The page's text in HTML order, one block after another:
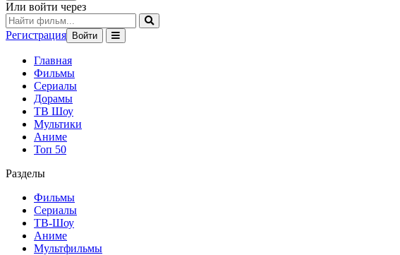
Или войти через
Регистрация Войти
Главная
Фильмы
Сериалы
Дорамы
ТВ Шоу
Мультики
Аниме
Топ 50
Разделы
Фильмы
Сериалы
ТВ-Шоу
Аниме
Мультфильмы